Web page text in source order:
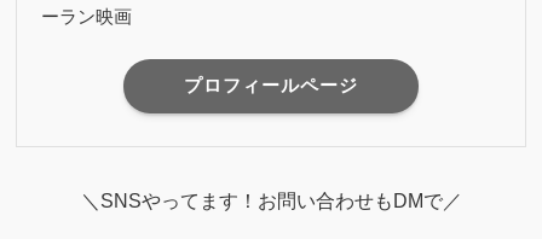
ーラン映画
プロフィールページ
＼SNSやってます！お問い合わせもDMで／